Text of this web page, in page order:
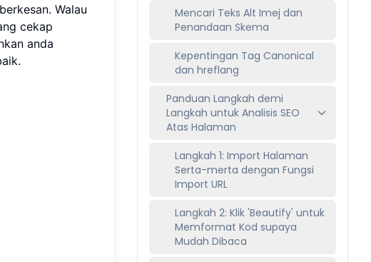
Walau
cekap
anda
Mencari Teks Alt Imej dan
Penandaan Skema
Kepentingan Tag Canonical
dan hreflang
Panduan Langkah demi
Langkah untuk Analisis SEO
Atas Halaman
Langkah 1: Import Halaman
Serta-merta dengan Fungsi
Import URL
Langkah 2: Klik 'Beautify' untuk
Memformat Kod supaya
Mudah Dibaca